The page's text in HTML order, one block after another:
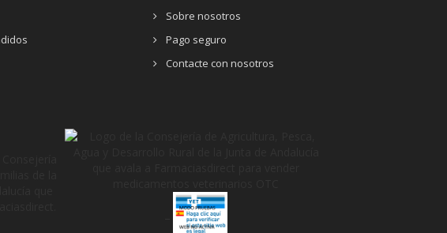
Sobre nosotros
Pago seguro
Contacte con nosotros